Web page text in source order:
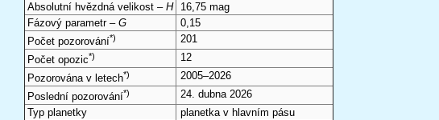
Absolutní hvězdná velikost – H
16,75 mag
Fázový parametr – G
0,15
Počet pozorování*)
201
Počet opozic*)
12
Pozorována v letech*)
2005–2026
Poslední pozorování*)
24. dubna 2026
Typ planetky
planetka v hlavním pásu